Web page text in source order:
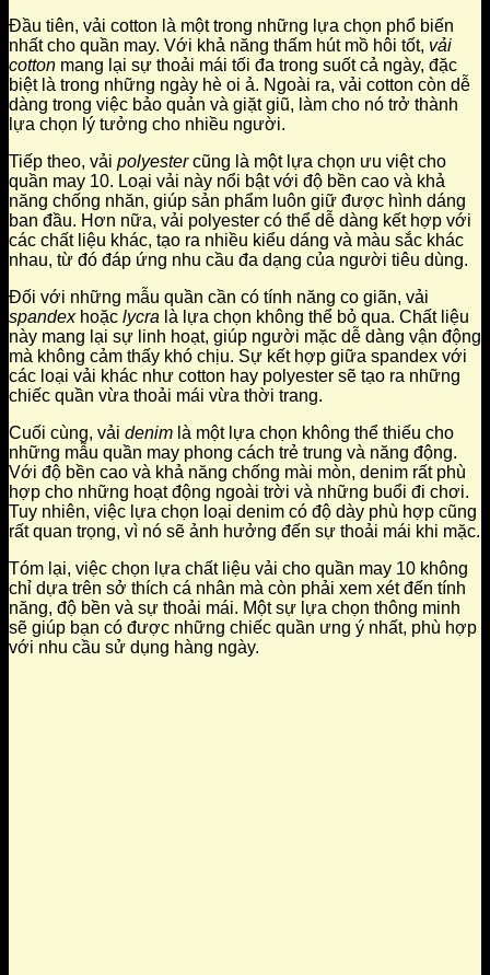
Đầu tiên, vải cotton là một trong những lựa chọn phổ biến
nhất cho quần may. Với khả năng thấm hút mồ hôi tốt, vải
cotton mang lại sự thoải mái tối đa trong suốt cả ngày, đặc
biệt là trong những ngày hè oi ả. Ngoài ra, vải cotton còn dễ
dàng trong việc bảo quản và giặt giũ, làm cho nó trở thành
lựa chọn lý tưởng cho nhiều người.
Tiếp theo, vải polyestercũng là một lựa chọn ưu việt cho
quần may 10. Loại vải này nổi bật với độ bền cao và khả
năng chống nhăn, giúp sản phẩm luôn giữ được hình dáng
ban đầu. Hơn nữa, vải polyester có thể dễ dàng kết hợp với
các chất liệu khác, tạo ra nhiều kiểu dáng và màu sắc khác
nhau, từ đó đáp ứng nhu cầu đa dạng của người tiêu dùng.
Đối với những mẫu quần cần có tính năng co giãn, vải
spandexhoặc lycra là lựa chọn không thể bỏ qua. Chất liệu
này mang lại sự linh hoạt, giúp người mặc dễ dàng vận động
mà không cảm thấy khó chịu. Sự kết hợp giữa spandex với
các loại vải khác như cotton hay polyester sẽ tạo ra những
chiếc quần vừa thoải mái vừa thời trang.
Cuối cùng, vải denim là một lựa chọn không thể thiếu cho
những mẫu quần may phong cách trẻ trung và năng động.
Với độ bền cao và khả năng chống mài mòn, denim rất phù
hợp cho những hoạt động ngoài trời và những buổi đi chơi.
Tuy nhiên, việc lựa chọn loại denim có độ dày phù hợp cũng
rất quan trọng, vì nó sẽ ảnh hưởng đến sự thoải mái khi mặc.
Tóm lại, việc chọn lựa chất liệu vải cho quần may 10 không
chỉ dựa trên sở thích cá nhân mà còn phải xem xét đến tính
năng, độ bền và sự thoải mái. Một sự lựa chọn thông minh
sẽ giúp bạn có được những chiếc quần ưng ý nhất, phù hợp
với nhu cầu sử dụng hàng ngày.